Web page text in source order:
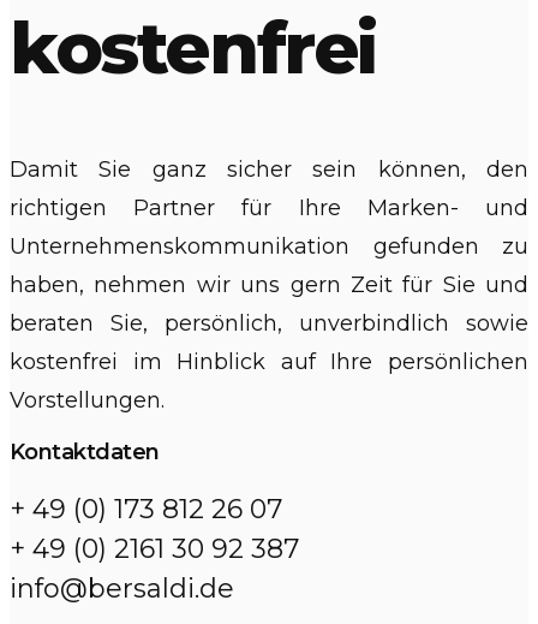
kostenfrei
Damit Sie ganz sicher sein können, den
richtigen Partner für Ihre Marken- und
Unternehmenskommunikation gefunden zu
haben, nehmen wir uns gern Zeit für Sie und
beraten Sie, persönlich, unverbindlich sowie
kostenfrei im Hinblick auf Ihre persönlichen
Vorstellungen.
Kontaktdaten
+ 49 (0) 173 812 26 07
+ 49 (0) 2161 30 92 387
info@bersaldi.de